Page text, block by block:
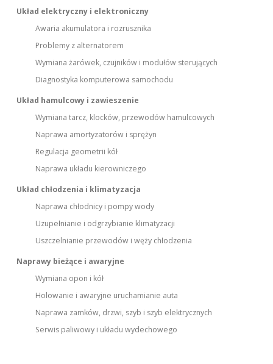
Układ elektryczny i elektroniczny
Awaria akumulatora i rozrusznika
Problemy z alternatorem
Wymiana żarówek, czujników i modułów sterujących
Diagnostyka komputerowa samochodu
Układ hamulcowy i zawieszenie
Wymiana tarcz, klocków, przewodów hamulcowych
Naprawa amortyzatorów i sprężyn
Regulacja geometrii kół
Naprawa układu kierowniczego
Układ chłodzenia i klimatyzacja
Naprawa chłodnicy i pompy wody
Uzupełnianie i odgrzybianie klimatyzacji
Uszczelnianie przewodów i węży chłodzenia
Naprawy bieżące i awaryjne
Wymiana opon i kół
Holowanie i awaryjne uruchamianie auta
Naprawa zamków, drzwi, szyb i szyb elektrycznych
Serwis paliwowy i układu wydechowego